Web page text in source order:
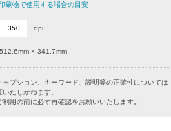
刷物で使用する場合の目安
dpi
× 341.7mm
プション、キーワード、説明等の正確性については
いたしかねます。
用の前に必ず再確認をお願いいたします。